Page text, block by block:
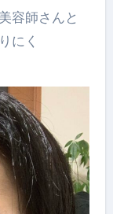
容師さんと
にく